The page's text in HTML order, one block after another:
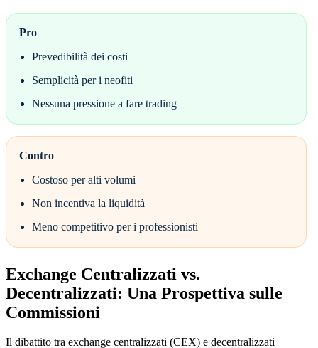
Pro
Prevedibilità dei costi
Semplicità per i neofiti
Nessuna pressione a fare trading
Contro
Costoso per alti volumi
Non incentiva la liquidità
Meno competitivo per i professionisti
Exchange Centralizzati vs.
Decentralizzati: Una Prospettiva sulle
Commissioni
Il dibattito tra exchange centralizzati (CEX) e decentralizzati